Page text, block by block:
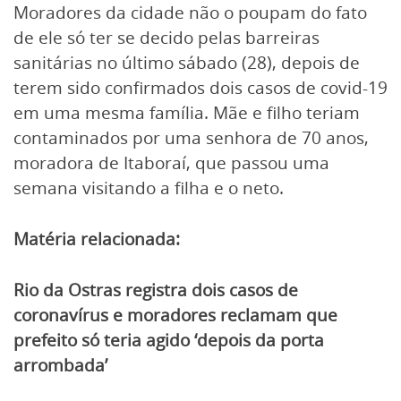
Moradores da cidade não o poupam do fato
de ele só ter se decido pelas barreiras
sanitárias no último sábado (28), depois de
terem sido confirmados dois casos de covid-19
em uma mesma família. Mãe e filho teriam
contaminados por uma senhora de 70 anos,
moradora de Itaboraí, que passou uma
semana visitando a filha e o neto.
Matéria relacionada:
Rio da Ostras registra dois casos de
coronavírus e moradores reclamam que
prefeito só teria agido ‘depois da porta
arrombada’